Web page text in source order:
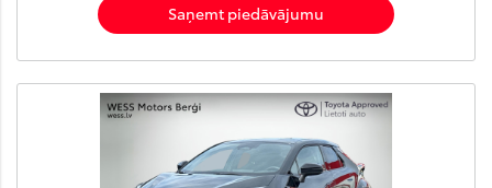
Saņemt piedāvājumu